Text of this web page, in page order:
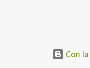
Con